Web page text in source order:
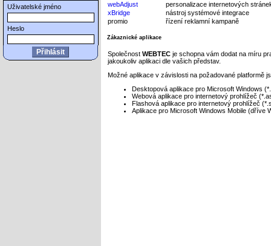
Uživatelské jméno
Heslo
webAdjust
personalizace internetových
xBridge
nástroj systémové integrace
promio
řízení reklamní kampaně
Zákaznické aplikace
Společnost WEBTEC je schopna vám dodat na míru
jakoukoliv aplikaci dle vašich představ.
Možné aplikace v závislosti na požadované platformě
Desktopová aplikace pro Microsoft Windows
Webová aplikace pro internetový prohlížeč
Flashová aplikace pro internetový prohlížeč
Aplikace pro Microsoft Windows Mobile (dříve